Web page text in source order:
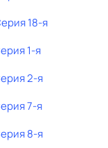
18-я
1-я
2-я
7-я
8-я